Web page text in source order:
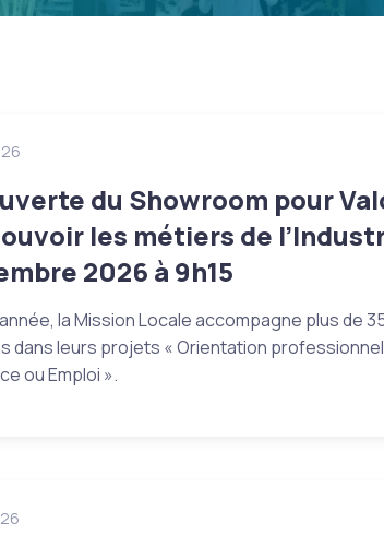
du Showroom pour
les métiers de
2026 à 9h15
la Mission Locale accompagne plus de
dans leurs projets « Orientation
ou Emploi ».